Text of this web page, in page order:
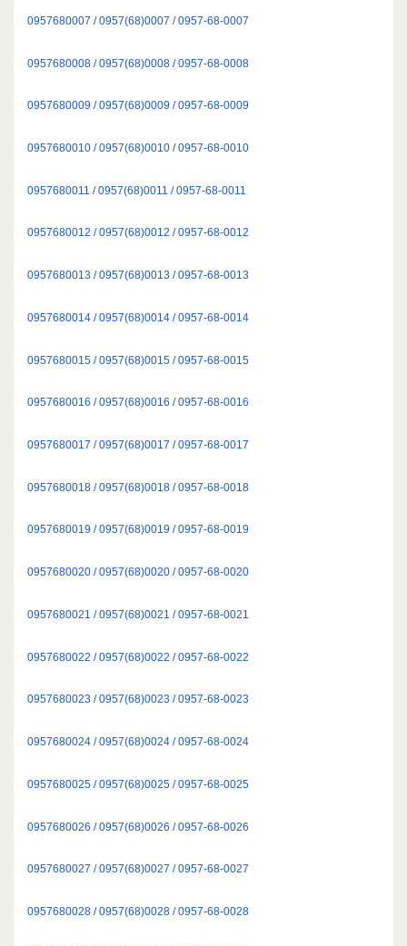
0957680007 / 0957(68)0007 / 0957-68-0007
0957680008 / 0957(68)0008 / 0957-68-0008
0957680009 / 0957(68)0009 / 0957-68-0009
0957680010 / 0957(68)0010 / 0957-68-0010
0957680011 / 0957(68)0011 / 0957-68-0011
0957680012 / 0957(68)0012 / 0957-68-0012
0957680013 / 0957(68)0013 / 0957-68-0013
0957680014 / 0957(68)0014 / 0957-68-0014
0957680015 / 0957(68)0015 / 0957-68-0015
0957680016 / 0957(68)0016 / 0957-68-0016
0957680017 / 0957(68)0017 / 0957-68-0017
0957680018 / 0957(68)0018 / 0957-68-0018
0957680019 / 0957(68)0019 / 0957-68-0019
0957680020 / 0957(68)0020 / 0957-68-0020
0957680021 / 0957(68)0021 / 0957-68-0021
0957680022 / 0957(68)0022 / 0957-68-0022
0957680023 / 0957(68)0023 / 0957-68-0023
0957680024 / 0957(68)0024 / 0957-68-0024
0957680025 / 0957(68)0025 / 0957-68-0025
0957680026 / 0957(68)0026 / 0957-68-0026
0957680027 / 0957(68)0027 / 0957-68-0027
0957680028 / 0957(68)0028 / 0957-68-0028